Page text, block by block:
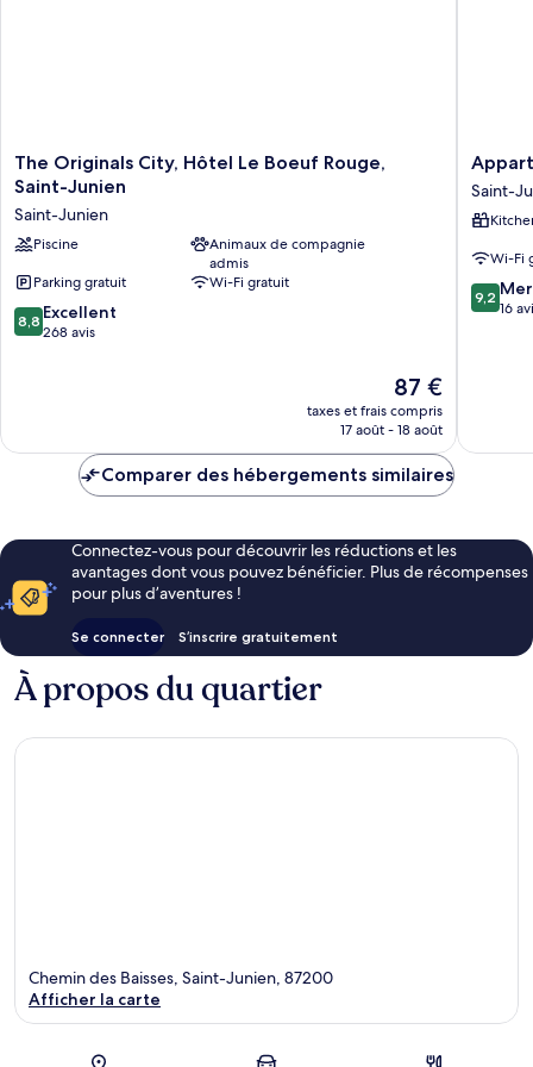
The
Originals
Hôtel
Le
Rouge,
Saint-
Junien
The Originals City, Hôtel Le Boeuf Rouge,
Saint-Junien
Saint-Junien
Piscine
Animaux de compagnie
admis
Parking gratuit
Wi-Fi gratuit
8.8
sur
8,8 Excellent
268 avis
Le
nouveau
prix
de
87 €
taxes et frais compris
17 août - 18 août
Le
Corot
-
Saint-
Junien
Saint-
Wi-Fi
9.2
sur
9,2
16
Comparer des hébergements similaires
Connectez-vous pour découvrir les réductions et les
avantages dont vous pouvez bénéficier. Plus de récompenses
pour plus d’aventures !
Se connecter S’inscrire gratuitement
À propos du quartier
Chemin des Baisses, Saint-Junien, 87200
Afficher la carte